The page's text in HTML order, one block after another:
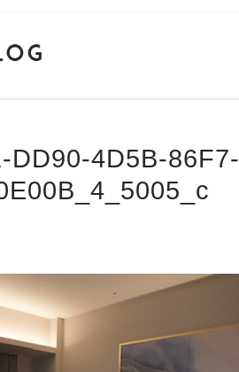
DD90-4D5B-86F7-